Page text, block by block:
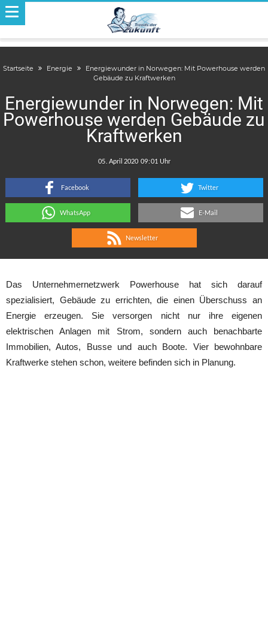
Startseite Energie
Energiewunder in Norwegen: Mit Powerhouse werden
Gebäude zu Kraftwerken
Energiewunder in Norwegen: Mit
Powerhouse werden Gebäude zu
Kraftwerken
:
Facebook Twitter
WhatsApp E-Mail
Newsletter
Das Unternehmernetzwerk Powerhouse hat sich darauf
spezialisiert, Gebäude zu errichten, die einen Überschuss an
Energie erzeugen. Sie versorgen nicht nur ihre eigenen
elektrischen Anlagen mit Strom, sondern auch benachbarte
Immobilien, Autos, Busse und auch Boote. Vier bewohnbare
Kraftwerke stehen schon, weitere befinden sich in Planung.